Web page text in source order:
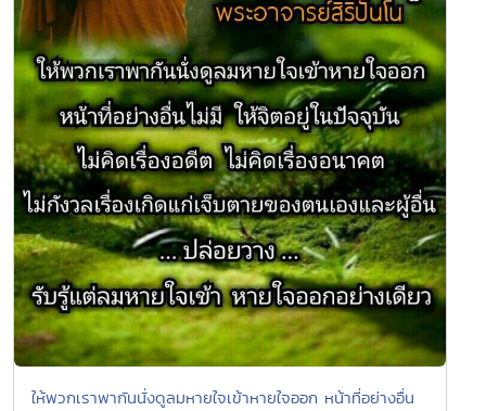
ให้พวกเราพากันนั่งดูลมหายใจเข้าหายใจออก หน้าที่อย่างอื่น